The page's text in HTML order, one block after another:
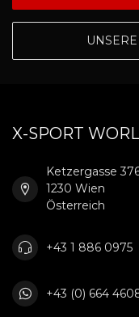
X-SPORT
Ketzergasse
1230 Wien
Österreich
+43 1 886 0975
+43 (0) 664